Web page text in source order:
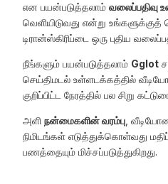
என பயன்படுத்தலாம்வலைப்பதிவு
வெளியிடுவது என்று உங்களுக்குத்
டிரான்ஸ்கிரிப்டை ஒரு புதிய
நீங்களும் பயன்படுத்தலாம் Gglot
செய்திமடல் உள்ளடக்கத்தில்
குறிப்பிட்ட நேரத்தில் பல சிறு
அளிநன்மைகளின் வரம்பு,
நிமிடங்கள் எடுத்துக்கொள்வது
பணத்தையும் மிச்சப்படுத்துகிறது.